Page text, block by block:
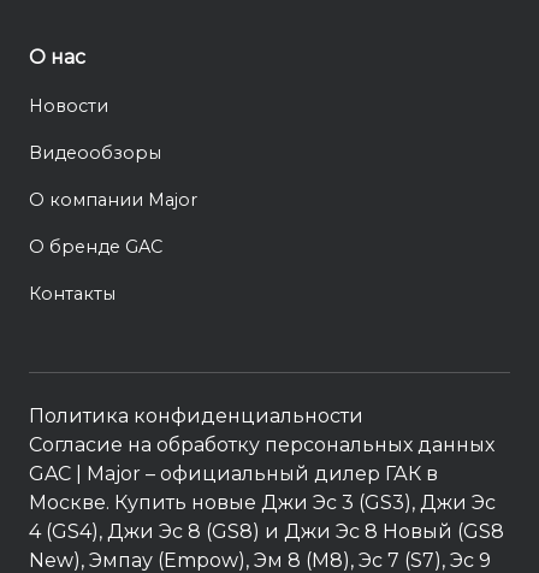
О нас
Новости
Видеообзоры
О компании Major
О бренде GAC
Контакты
Политика конфиденциальности
Согласие на обработку персональных данных
GAC | Major – официальный дилер ГАК в
Москве. Купить новые Джи Эс 3 (GS3), Джи Эс
4 (GS4), Джи Эс 8 (GS8) и Джи Эс 8 Новый (GS8
New), Эмпау (Empow), Эм 8 (M8), Эс 7 (S7), Эс 9